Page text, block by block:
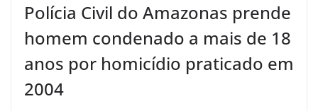
Polícia Civil do Amazonas prende
homem condenado a mais de 18
anos por homicídio praticado em
2004